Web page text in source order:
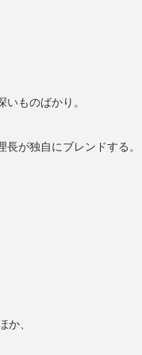
ものばかり。
が独自にブレンドする。
か、